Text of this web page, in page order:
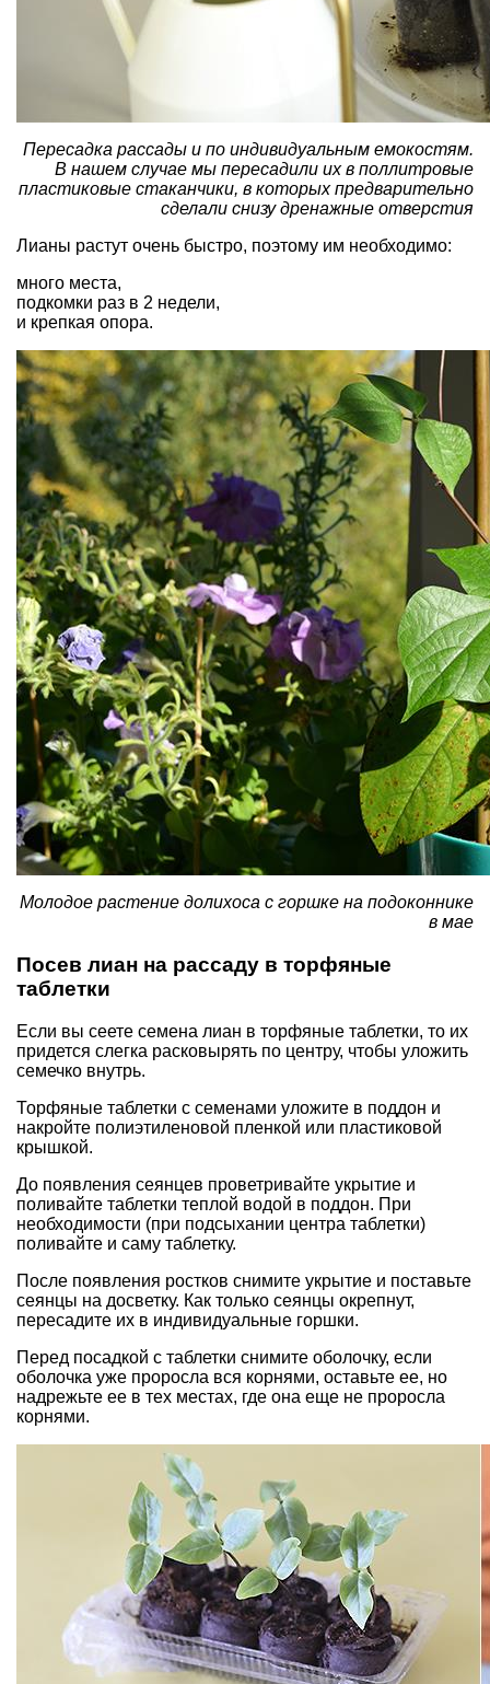
Пересадка рассады и по индивидуальным емокостям.
В нашем случае мы пересадили их в поллитровые
пластиковые стаканчики, в которых предварительно
сделали снизу дренажные отверстия
Лианы растут очень быстро, поэтому им необходимо:
много места,
подкомки раз в 2 недели,
и крепкая опора.
Молодое растение долихоса с горшке на подоконнике
в мае
Посев лиан на рассаду в торфяные
таблетки
Если вы сеете семена лиан в торфяные таблетки, то их
придется слегка расковырять по центру, чтобы уложить
семечко внутрь.
Торфяные таблетки с семенами уложите в поддон и
накройте полиэтиленовой пленкой или пластиковой
крышкой.
До появления сеянцев проветривайте укрытие и
поливайте таблетки теплой водой в поддон. При
необходимости (при подсыхании центра таблетки)
поливайте и саму таблетку.
После появления ростков снимите укрытие и поставьте
сеянцы на досветку. Как только сеянцы окрепнут,
пересадите их в индивидуальные горшки.
Перед посадкой с таблетки снимите оболочку, если
оболочка уже проросла вся корнями, оставьте ее, но
надрежьте ее в тех местах, где она еще не проросла
корнями.